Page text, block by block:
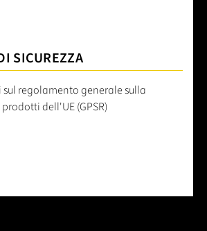
SICUREZZA
regolamento generale sulla
dell'UE (GPSR)